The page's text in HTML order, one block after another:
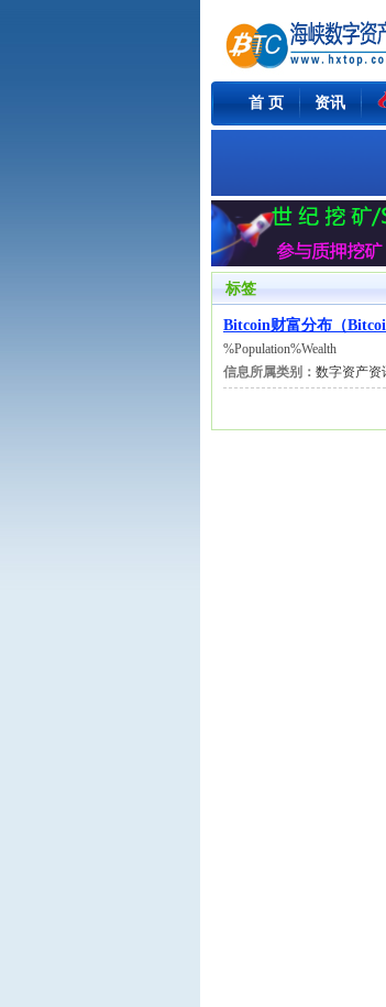
首 页 资讯
标签
Bitcoin财富分布（
%Population%Wealth
信息所属类别： 数字资产资